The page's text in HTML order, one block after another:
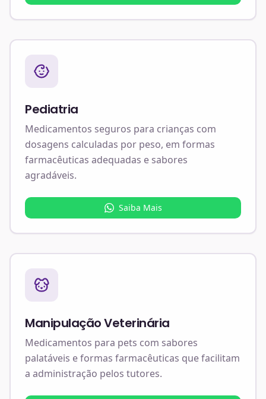
Pediatria
Medicamentos seguros para crianças com
dosagens calculadas por peso, em formas
farmacêuticas adequadas e sabores
agradáveis.
Saiba Mais
Manipulação Veterinária
Medicamentos para pets com sabores
palatáveis e formas farmacêuticas que facilitam
a administração pelos tutores.